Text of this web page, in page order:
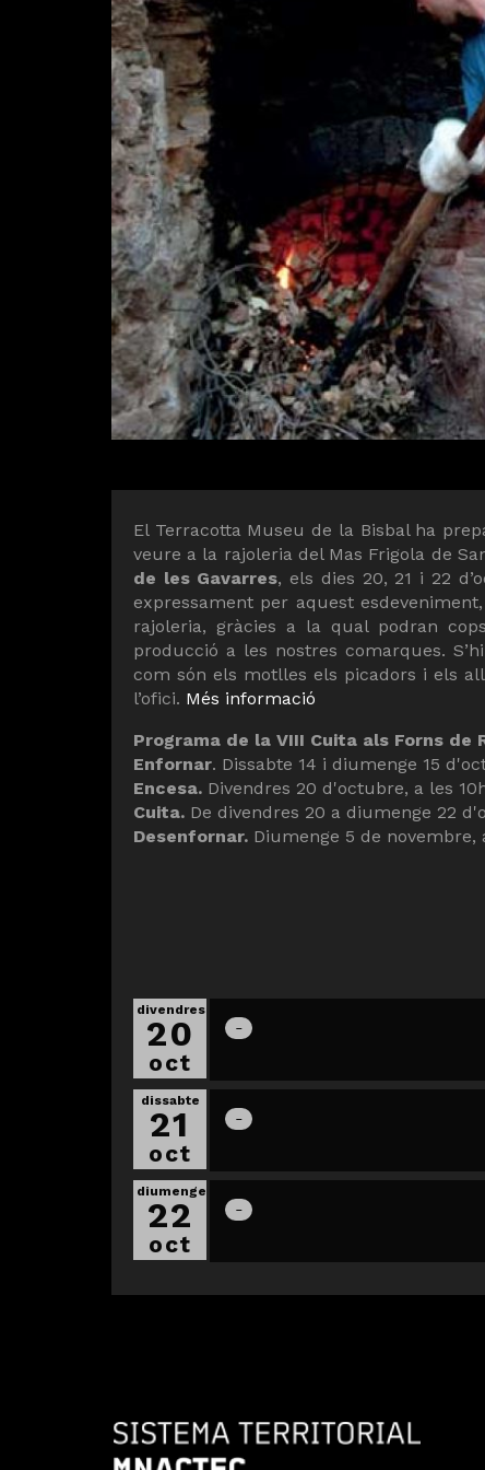
El Terracotta Museu de la Bisbal ha
veure a la rajoleria del Mas Frigola de
de les Gavarres, els dies 20, 21 i 22
expressament per aquest
rajoleria, gràcies a la qual podran
producció a les nostres comarques.
com són els motlles els picadors i els
l’ofici. Més informació
Programa de la VIII Cuita als Forns de
Enfornar. Dissabte 14 i diumenge 15
Encesa. Divendres 20 d'octubre, a les
Cuita. De divendres 20 a diumenge 22
Desenfornar. Diumenge 5 de novembre,
divendres
20
oct
dissabte
21
oct
diumenge
22
oct